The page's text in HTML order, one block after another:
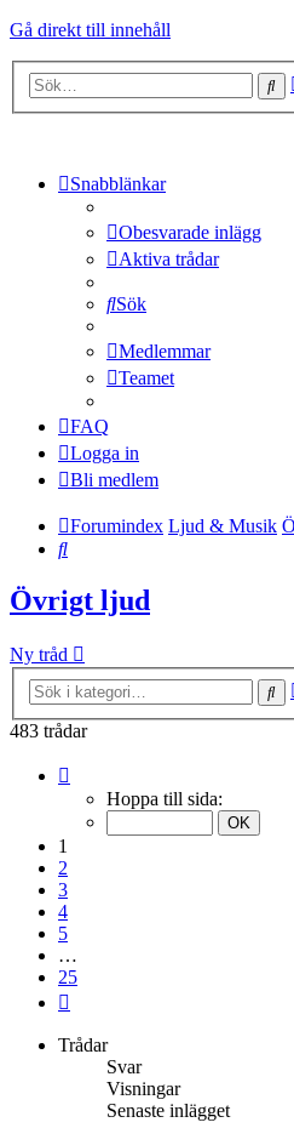
Gå direkt till innehåll
Snabblänkar
Obesvarade inlägg
Aktiva trådar
Sök
Medlemmar
Teamet
FAQ
Logga in
Bli medlem
Forumindex Ljud & Musik
Sök
Övrigt ljud
Ny tråd
Sök
483 trådar
Hoppa till sida:
1
2
3
4
5
…
25
Trådar
Svar
Visningar
Senaste inlägget